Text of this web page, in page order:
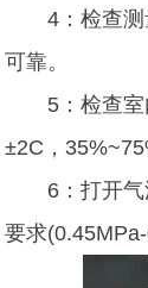
4：检查测量
可靠。
5：检查室
±2C，
6：打开气
要求